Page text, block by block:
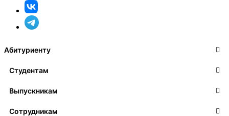
Абитуриенту
Студентам
Выпускникам
Сотрудникам